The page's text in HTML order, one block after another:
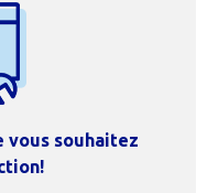
vous souhaitez